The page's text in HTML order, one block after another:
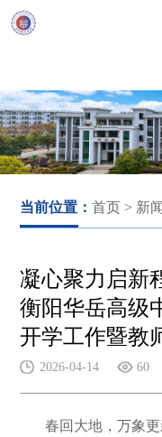
当前位置：首页 > 新
凝心聚力启
衡阳华岳高级
开学工作暨教
2026-04-14 60
春回大地，万象